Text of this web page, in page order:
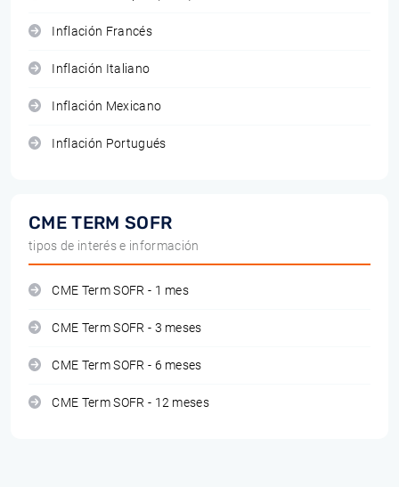
Inflación Francés
Inflación Italiano
Inflación Mexicano
Inflación Portugués
CME TERM SOFR
tipos de interés e información
CME Term SOFR - 1 mes
CME Term SOFR - 3 meses
CME Term SOFR - 6 meses
CME Term SOFR - 12 meses